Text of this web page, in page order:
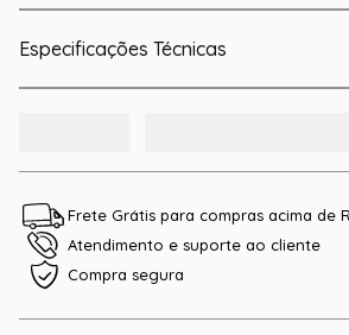
Especificações Técnicas
Frete Grátis para compras acima de
Atendimento e suporte ao cliente
Compra segura